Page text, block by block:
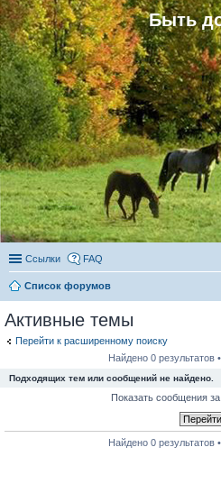
Быть
Ссылки FAQ
Список форумов
Активные темы
Перейти к расширенному поиску
Найдено 0 результатов
Подходящих тем или сообщений не найдено.
Показать сообщения за
Найдено 0 результатов